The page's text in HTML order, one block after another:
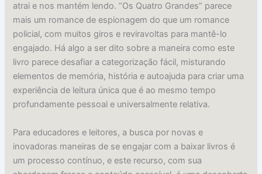
atrai e nos mantém lendo. “Os Quatro Grandes” parece
mais um romance de espionagem do que um romance
policial, com muitos giros e reviravoltas para mantê-lo
engajado. Há algo a ser dito sobre a maneira como este
livro parece desafiar a categorização fácil, misturando
elementos de memória, história e autoajuda para criar uma
experiência de leitura única que é ao mesmo tempo
profundamente pessoal e universalmente relativa.
Para educadores e leitores, a busca por novas e
inovadoras maneiras de se engajar com a baixar livros é
um processo contínuo, e este recurso, com sua